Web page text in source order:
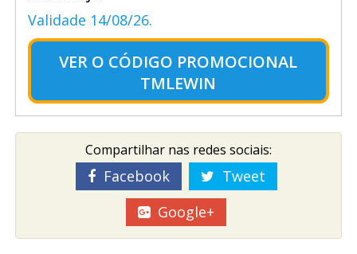
Validade 14/08/26.
VER O CÓDIGO PROMOCIONAL
TMLEWIN
Compartilhar nas redes sociais:
Facebook
Tweet
Google+